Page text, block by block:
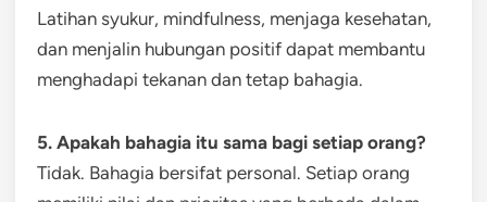
Latihan syukur, mindfulness, menjaga kesehatan,
dan menjalin hubungan positif dapat membantu
menghadapi tekanan dan tetap bahagia.
5. Apakah bahagia itu sama bagi setiap orang?
Tidak. Bahagia bersifat personal. Setiap orang